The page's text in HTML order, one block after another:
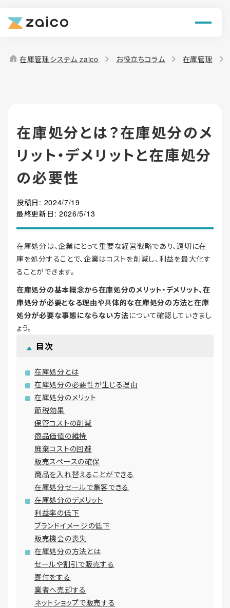
機能
解決できる課題
導入事例
お役立ち情報
home 在庫管理システム zaico お役立ちコラム 在庫管理
在庫処分とは？在庫処分のメ
リット・デメリットと在庫処分
の必要性
投稿日: 2024/7/19
最終更新日: 2026/5/13
在庫処分は、企業にとって重要な経営戦略であり、適切に在
庫を処分することで、企業はコストを削減し、利益を最大化す
ることができます。
在庫処分の基本概念から在庫処分のメリット・デメリット、在
庫処分が必要となる理由や具体的な在庫処分の方法と在庫
処分が必要な事態にならない方法について確認していきまし
ょう。
目次
在庫処分とは
在庫処分の必要性が生じる理由
在庫処分のメリット
節税効果
保管コストの削減
商品価値の維持
廃棄コストの回避
販売スペースの確保
商品を入れ替えることができる
在庫処分セールで集客できる
在庫処分のデメリット
利益率の低下
ブランドイメージの低下
販売機会の喪失
在庫処分の方法とは
セールや割引で販売する
寄付をする
業者へ売却する
ネットショップで販売する